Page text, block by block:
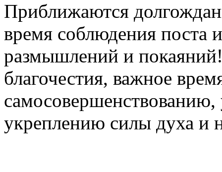
Приближаются
время соблюдения поста
размышлений и
благочестия, важное
укреплению силы духа и